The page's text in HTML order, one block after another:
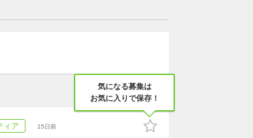
気になる募集は
お気に入りで保存！
ィア 15日前